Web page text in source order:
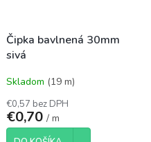
Čipka bavlnená 30mm
sivá
Skladom (19 m)
€0,57 bez DPH
€0,70 / m